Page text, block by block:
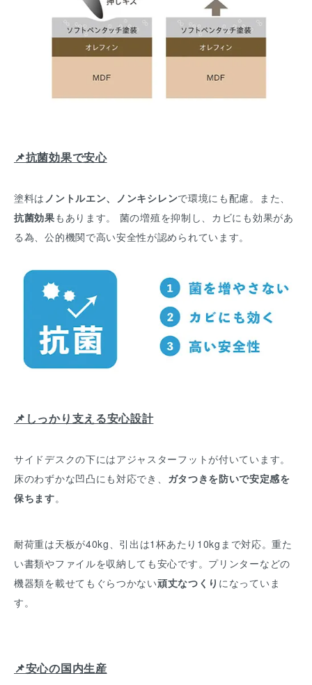
📌抗菌効果で安心
塗料は ノントルエン、ノンキシレンで環境にも配慮。また、
抗菌効果もあります。 菌の増殖を抑制し、カビにも効果があ
る為、公的機関で高い安全性が認められています。
📌しっかり支える安心設計
サイドデスクの下にはアジャスターフットが付いています。
床のわずかな凹凸にも対応でき、 ガタつきを防いで安定感を
保ちます。
耐荷重は天板が40kg、引出は1杯あたり10kgまで対応。重た
い書類やファイルを収納しても安心です。プリンターなどの
機器類を載せてもぐらつかない頑丈なつくり になっていま
す。
📌安心の国内生産